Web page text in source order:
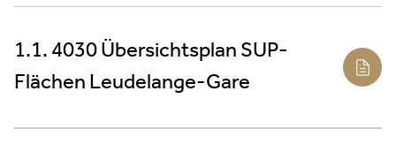
1.1. 4030 Übersichtsplan SUP-
Flächen Leudelange-Gare